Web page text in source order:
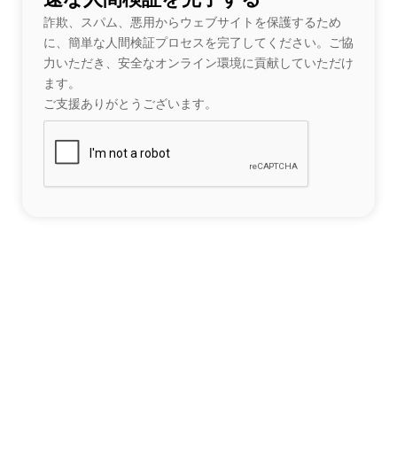
詐欺、スパム、悪用からウェブサイトを保護するため
に、簡単な人間検証プロセスを完了してください。ご協
力いただき、安全なオンライン環境に貢献していただけ
ます。
ご支援ありがとうございます。